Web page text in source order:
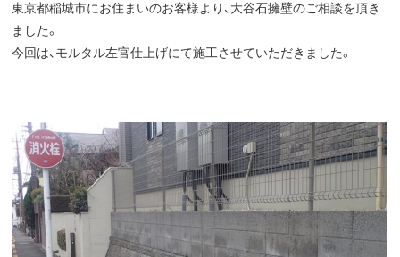
東京都稲城市にお住まいのお客様より、大谷石擁壁のご相談を頂き
ました。
今回は、モルタル左官仕上げにて施工させていただきました。